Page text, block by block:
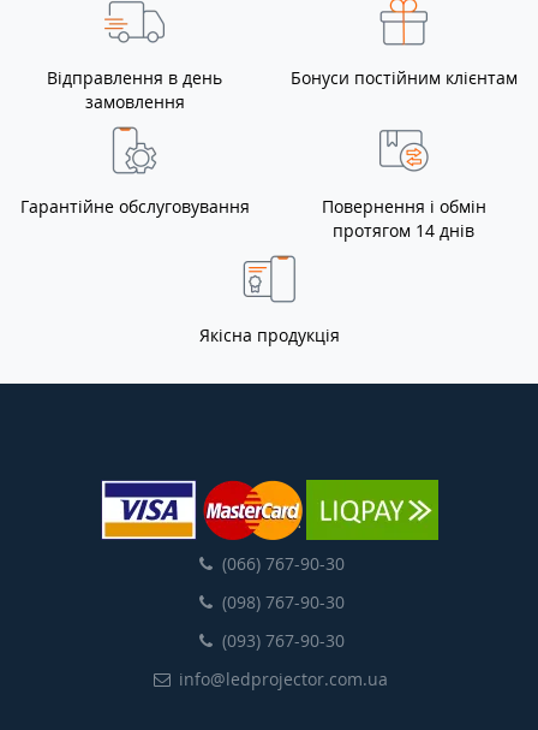
Відправлення в день
замовлення
Бонуси постійним клієнтам
Гарантійне обслуговування
Повернення і обмін
протягом 14 днів
Якісна продукція
(066) 767-90-30
(098) 767-90-30
(093) 767-90-30
info@ledprojector.com.ua